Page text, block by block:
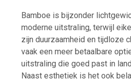
Bamboe is bijzonder
moderne uitstraling, terwijl
zijn duurzaamheid en tijdloze
vaak een meer betaalbare
uitstraling die goed past in
Naast esthetiek is het ook